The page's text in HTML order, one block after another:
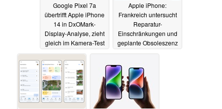
Google Pixel 7a
übertrifft Apple iPhone
14 in DxOMark-
Display-Analyse, zieht
gleich im Kamera-Test
17.05.2023
Apple iPhone:
Frankreich untersucht
Reparatur-
Einschränkungen und
geplante Obsoleszenz